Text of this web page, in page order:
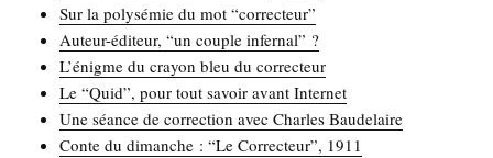
Sur la poly­sé­mie du mot “cor­rec­teur”
Auteur-édi­teur, “un couple infernal” ?
L’énigme du crayon bleu du correcteur
Le “Quid”, pour tout savoir avant Internet
Une séance de cor­rec­tion avec Charles Baudelaire
Conte du dimanche : “Le Cor­rec­teur”, 1911